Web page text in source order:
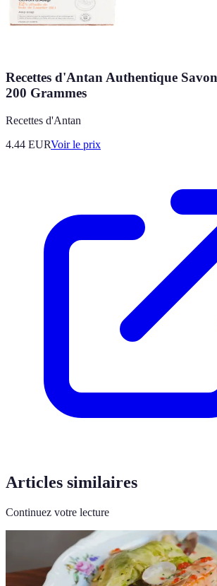
Recettes d'Antan Authentique
200 Grammes
Recettes d'Antan
4.44 EURVoir le prix
Articles similaires
Continuez votre lecture